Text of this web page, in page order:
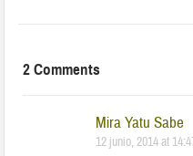
Mira Yatu Sabe